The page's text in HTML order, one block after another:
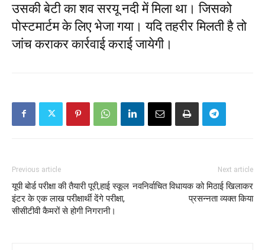
उसकी बेटी का शव सरयू नदी में मिला था। जिसको
पोस्टमार्टम के लिए भेजा गया। यदि तहरीर मिलती है तो
जांच कराकर कार्रवाई कराई जायेगी।
Previous article
यूपी बोर्ड परीक्षा की तैयारी पूरी,हाई स्कूल
इंटर के एक लाख परीक्षार्थी देंगे परीक्षा,
सीसीटीवी कैमरों से होगी निगरानी।
Next article
नवनिर्वाचित विधायक को मिठाई खिलाकर
प्रसन्नता व्यक्त किया